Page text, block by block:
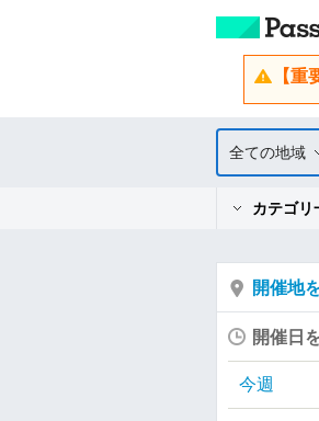
【
全ての地域
カテゴリ
開催地
開催日
今週